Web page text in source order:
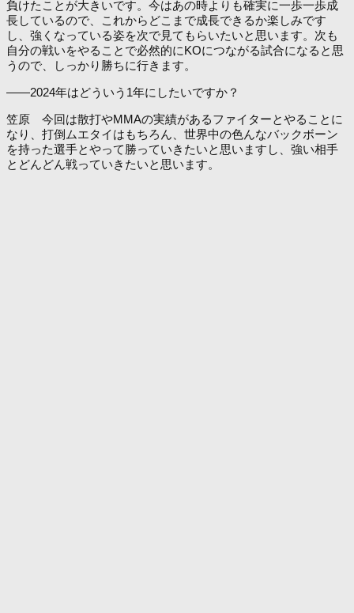
負けたことが大きいです。今はあの時よりも確実に一歩一歩成
長しているので、これからどこまで成長できるか楽しみです
し、強くなっている姿を次で見てもらいたいと思います。次も
自分の戦いをやることで必然的にKOにつながる試合になると思
うので、しっかり勝ちに行きます。
――2024年はどういう1年にしたいですか？
笠原 今回は散打やMMAの実績があるファイターとやることに
なり、打倒ムエタイはもちろん、世界中の色んなバックボーン
を持った選手とやって勝っていきたいと思いますし、強い相手
とどんどん戦っていきたいと思います。